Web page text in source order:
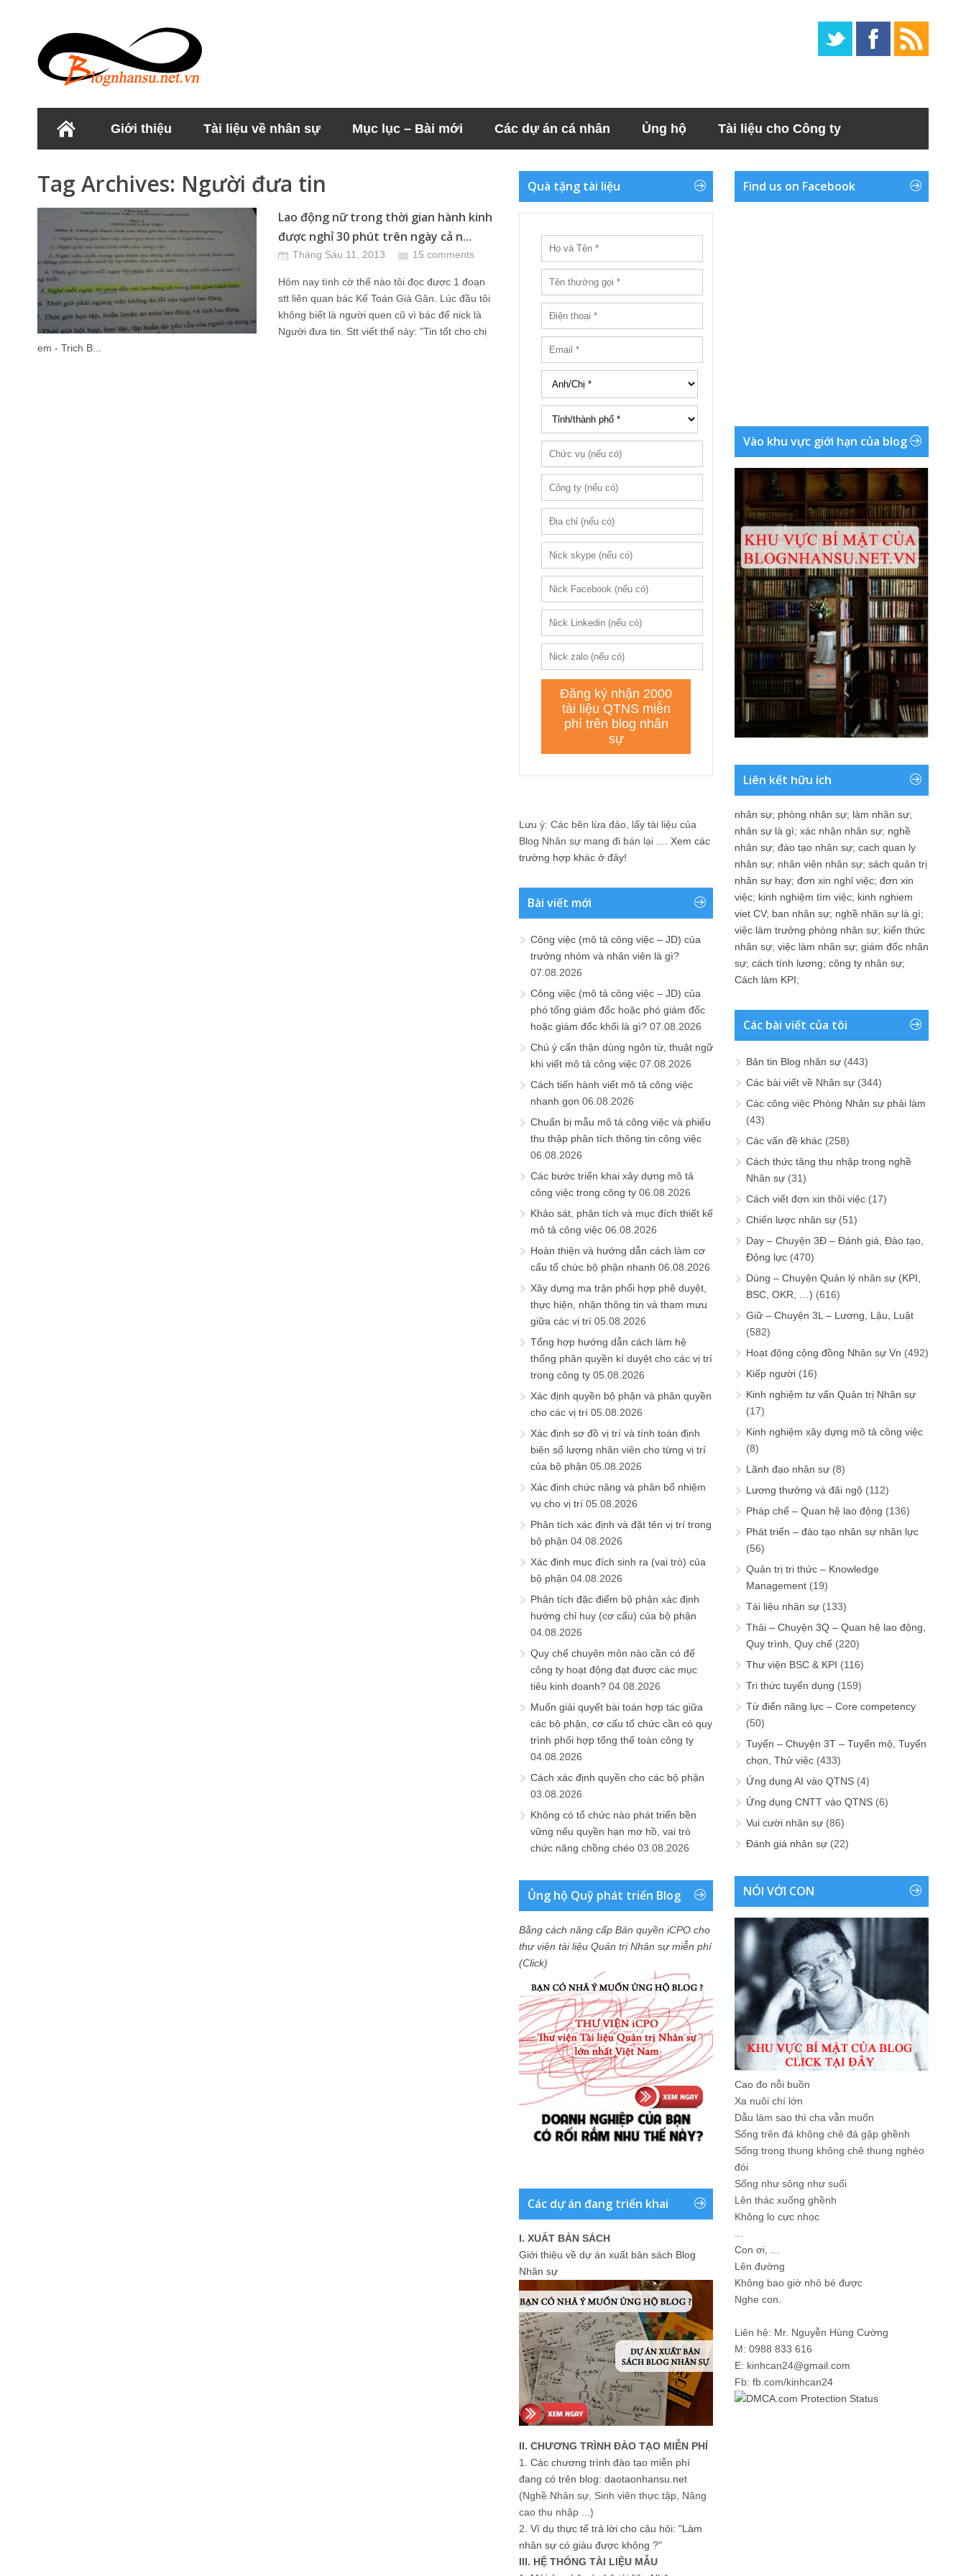
Giới thiệu Tài liệu về nhân sự Mục lục – Bài mới Các dự án cá nhân Ủng hộ Tài liệu cho Công ty
Tag Archives: Người đưa tin
Lao động nữ trong thời gian hành kinh
được nghỉ 30 phút trên ngày cả n...
Tháng Sáu 11, 2013 15 comments
Hôm nay tình cờ thế nào tôi đọc được 1 đoạn
stt liên quan bác Kế Toán Già Gân. Lúc đầu tôi
không biết là người quen cũ vì bác để nick là
Người đưa tin. Stt viết thế này: "Tin tốt cho chị
em - Trich B...
Quà tặng tài liệu
Lưu ý: Các bên lừa đảo, lấy tài liệu của
Blog Nhân sự mang đi bán lại .... Xem các
trường hợp khác ở đây!
Bài viết mới
Công việc (mô tả công việc – JD) của
trưởng nhóm và nhân viên là gì?
07.08.2026
Công việc (mô tả công việc – JD) của
phó tổng giám đốc hoặc phó giám đốc
hoặc giám đốc khối là gì? 07.08.2026
Chú ý cẩn thận dùng ngôn từ, thuật ngữ
khi viết mô tả công việc 07.08.2026
Cách tiến hành viết mô tả công việc
nhanh gọn 06.08.2026
Chuẩn bị mẫu mô tả công việc và phiếu
thu thập phân tích thông tin công việc
06.08.2026
Các bước triển khai xây dựng mô tả
công việc trong công ty 06.08.2026
Khảo sát, phân tích và mục đích thiết kế
mô tả công việc 06.08.2026
Hoàn thiện và hướng dẫn cách làm cơ
cấu tổ chức bộ phận nhanh 06.08.2026
Xây dựng ma trận phối hợp phê duyệt,
thực hiện, nhận thông tin và tham mưu
giữa các vị trí 05.08.2026
Tổng hợp hướng dẫn cách làm hệ
thống phân quyền kí duyệt cho các vị trí
trong công ty 05.08.2026
Xác định quyền bộ phận và phân quyền
cho các vị trí 05.08.2026
Xác định sơ đồ vị trí và tính toán định
biên số lượng nhân viên cho từng vị trí
của bộ phận 05.08.2026
Xác định chức năng và phân bổ nhiệm
vụ cho vị trí 05.08.2026
Phân tích xác định và đặt tên vị trí trong
bộ phận 04.08.2026
Xác định mục đích sinh ra (vai trò) của
bộ phận 04.08.2026
Phân tích đặc điểm bộ phận xác định
hướng chỉ huy (cơ cấu) của bộ phận
04.08.2026
Quy chế chuyên môn nào cần có để
công ty hoạt động đạt được các mục
tiêu kinh doanh? 04.08.2026
Muốn giải quyết bài toán hợp tác giữa
các bộ phận, cơ cấu tổ chức cần có quy
trình phối hợp tổng thể toàn công ty
04.08.2026
Cách xác định quyền cho các bộ phận
03.08.2026
Không có tổ chức nào phát triển bền
vững nếu quyền hạn mơ hồ, vai trò
chức năng chồng chéo 03.08.2026
Ủng hộ Quỹ phát triển Blog
Bằng cách nâng cấp Bản quyền iCPO cho
thư viện tài liệu Quản trị Nhân sự miễn phí
(Click)
Các dự án đang triển khai
I. XUẤT BẢN SÁCH
Giới thiệu về dự án xuất bản sách Blog
Nhân sự
II. CHƯƠNG TRÌNH ĐÀO TẠO MIỄN PHÍ
1. Các chương trình đào tạo miễn phí
đang có trên blog: daotaonhansu.net
(Nghề Nhân sự, Sinh viên thực tập, Nâng
cao thu nhập ...)
2. Ví dụ thực tế trả lời cho câu hỏi: "Làm
nhân sự có giàu được không ?"
III. HỆ THỐNG TÀI LIỆU MẪU
Find us on Facebook
Vào khu vực giới hạn của blog
Liên kết hữu ích
nhân sự; phòng nhân sự; làm nhân sự;
nhân sự là gì; xác nhận nhân sự; nghề
nhân sự; đào tạo nhân sự; cach quan ly
nhân sự; nhân viên nhân sự; sách quản trị
nhân sự hay; đơn xin nghỉ việc; đơn xin
việc; kinh nghiệm tìm việc; kinh nghiem
viet CV; ban nhân sự; nghề nhân sự là gì;
việc làm trưởng phòng nhân sự; kiến thức
nhân sự; việc làm nhân sự; giám đốc nhân
sự; cách tính lương; công ty nhân sự;
Cách làm KPI;
Các bài viết của tôi
Bản tin Blog nhân sự (443)
Các bài viết về Nhân sự (344)
Các công việc Phòng Nhân sự phải làm
(43)
Các vấn đề khác (258)
Cách thức tăng thu nhập trong nghề
Nhân sự (31)
Cách viết đơn xin thôi việc (17)
Chiến lược nhân sự (51)
Dạy – Chuyện 3Đ – Đánh giá, Đào tạo,
Động lực (470)
Dùng – Chuyện Quản lý nhân sự (KPI,
BSC, OKR, …) (616)
Giữ – Chuyện 3L – Lương, Lậu, Luật
(582)
Hoạt động cộng đồng Nhân sự Vn (492)
Kiếp người (16)
Kinh nghiệm tư vấn Quản trị Nhân sự
(17)
Kinh nghiệm xây dựng mô tả công việc
(8)
Lãnh đạo nhân sự (8)
Lương thưởng và đãi ngộ (112)
Pháp chế – Quan hệ lao động (136)
Phát triển – đào tạo nhân sự nhân lực
(56)
Quản trị tri thức – Knowledge
Management (19)
Tài liệu nhân sự (133)
Thải – Chuyện 3Q – Quan hệ lao động,
Quy trình, Quy chế (220)
Thư viện BSC & KPI (116)
Tri thức tuyển dụng (159)
Từ điển năng lực – Core competency
(50)
Tuyển – Chuyện 3T – Tuyển mộ, Tuyển
chọn, Thử việc (433)
Ứng dụng AI vào QTNS (4)
Ứng dụng CNTT vào QTNS (6)
Vui cười nhân sự (86)
Đánh giá nhân sự (22)
NÓI VỚI CON
Cao đo nỗi buồn
Xa nuôi chí lớn
Dẫu làm sao thì cha vẫn muốn
Sống trên đá không chê đá gập ghềnh
Sống trong thung không chê thung nghèo
đói
Sống như sông như suối
Lên thác xuống ghềnh
Không lo cực nhọc
Con ơi, ...
Lên đường
Không bao giờ nhỏ bé được
Nghe con.
Liên hệ: Mr. Nguyễn Hùng Cường
M: 0988 833 616
E: kinhcan24@gmail.com
Fb: fb.com/kinhcan24